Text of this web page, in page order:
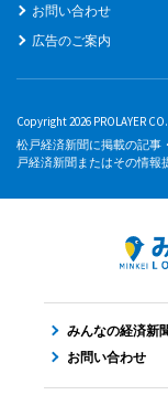
お問い合わせ
広告のご案内
Copyright 2026 PROLAYER
松戸経済新聞に掲載の記事
戸経済新聞またはその情報
みんなの経済新
お問い合わせ